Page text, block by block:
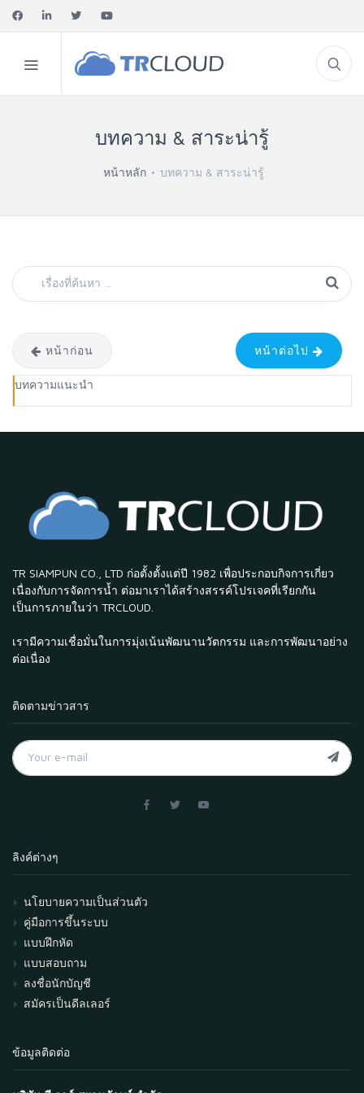
บทความ & สาระน่ารู้
หน้าหลัก บทความ & สาระน่ารู้
หน้าก่อน หน้าต่อไป
บทความแนะนำ
TR SIAMPUN CO., LTD ก่อตั้งตั้งแต่ปี 1982 เพื่อประกอบกิจการเกี่ยว
เนื่องกับการจัดการน้ำ ต่อมาเราได้สร้างสรรค์โปรเจคที่เรียกกัน
เป็นการภายในว่า TRCLOUD.
เรามีความเชื่อมั่นในการมุ่งเน้นพัฒนานวัตกรรม และการพัฒนาอย่าง
ต่อเนื่อง
ติดตามข่าวสาร
ลิงค์ต่างๆ
นโยบายความเป็นส่วนตัว
คู่มือการขึ้นระบบ
แบบฝึกหัด
แบบสอบถาม
ลงชื่อนักบัญชี
สมัครเป็นดีลเลอร์
ข้อมูลติดต่อ